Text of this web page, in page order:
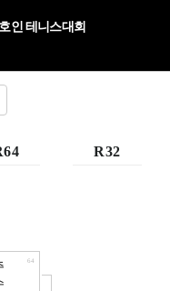
인 테니스대회
R32
64